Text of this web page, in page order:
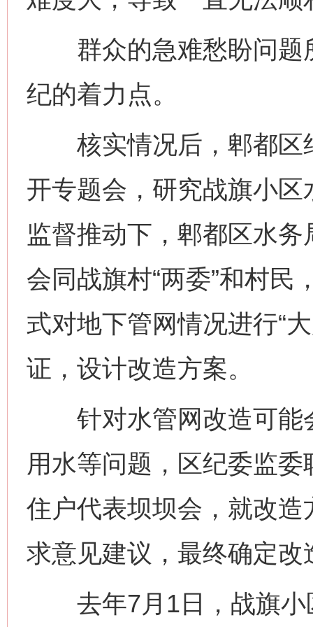
群众的急难愁盼问题
纪的着力点。
核实情况后，郫都区
开专题会，研究战旗小
监督推动下，郫都区水
会同战旗村“两委”和村
式对地下管网情况进行“
证，设计改造方案。
针对水管网改造可能
用水等问题，区纪委监委
住户代表坝坝会，就改
求意见建议，最终确定
去年7月1日，战旗小